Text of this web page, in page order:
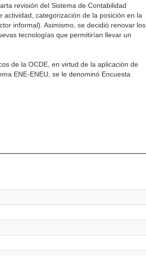
revisión del Sistema de Contabilidad
categorización de la posición en la
informal). Asimismo, se decidió renovar los
tecnologías que permitirían llevar un
de la OCDE, en virtud de la aplicación de
ENE-ENEU, se le denominó Encuesta